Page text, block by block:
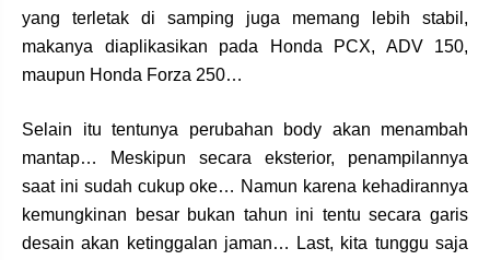
yang terletak di samping juga memang lebih stabil,
makanya diaplikasikan pada Honda PCX, ADV 150,
maupun Honda Forza 250…
Selain itu tentunya perubahan body akan menambah
mantap… Meskipun secara eksterior, penampilannya
saat ini sudah cukup oke… Namun karena kehadirannya
kemungkinan besar bukan tahun ini tentu secara garis
desain akan ketinggalan jaman… Last, kita tunggu saja